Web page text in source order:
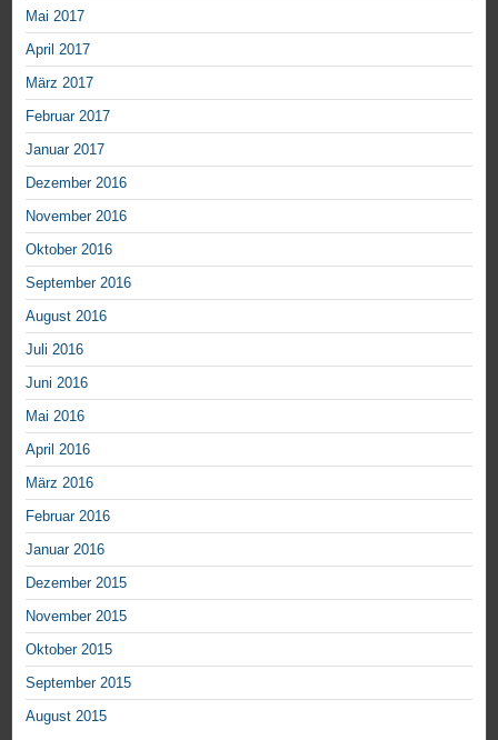
Mai 2017
April 2017
März 2017
Februar 2017
Januar 2017
Dezember 2016
November 2016
Oktober 2016
September 2016
August 2016
Juli 2016
Juni 2016
Mai 2016
April 2016
März 2016
Februar 2016
Januar 2016
Dezember 2015
November 2015
Oktober 2015
September 2015
August 2015